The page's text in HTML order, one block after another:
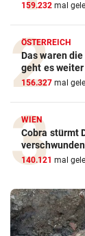
159.232 mal
ÖSTERREICH
Das waren
geht es weiter
156.327 mal
WIEN
Cobra stürmt
verschwunden
140.121 mal